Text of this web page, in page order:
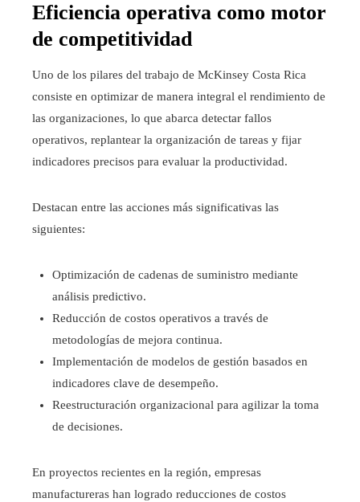
Eficiencia operativa como motor
de competitividad
Uno de los pilares del trabajo de McKinsey Costa Rica
consiste en optimizar de manera integral el rendimiento de
las organizaciones, lo que abarca detectar fallos
operativos, replantear la organización de tareas y fijar
indicadores precisos para evaluar la productividad.
Destacan entre las acciones más significativas las
siguientes:
Optimización de cadenas de suministro mediante
análisis predictivo.
Reducción de costos operativos a través de
metodologías de mejora continua.
Implementación de modelos de gestión basados en
indicadores clave de desempeño.
Reestructuración organizacional para agilizar la toma
de decisiones.
En proyectos recientes en la región, empresas
manufactureras han logrado reducciones de costos